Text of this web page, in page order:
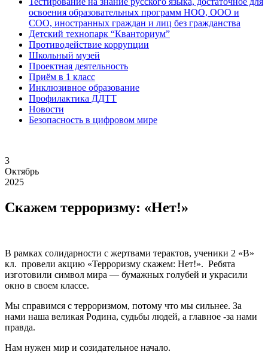
освоения образовательных программ НОО, ООО и
СОО, иностранных граждан и лиц без гражданства
Детский технопарк “Кванториум”
Противодействие коррупции
Школьный музей
Проектная деятельность
Приём в 1 класс
Инклюзивное образование
Профилактика ДДТТ
Новости
Безопасность в цифровом мире
3
Октябрь
2025
Скажем терроризму: «Нет!»
В рамках солидарности с жертвами терактов, ученики 2 «В»
кл. провели акцию «Терроризму скажем: Нет!». Ребята
изготовили символ мира — бумажных голубей и украсили
окно в своем классе.
Мы справимся с терроризмом, потому что мы сильнее. За
нами наша великая Родина, судьбы людей, а главное -за нами
правда.
Нам нужен мир и созидательное начало.